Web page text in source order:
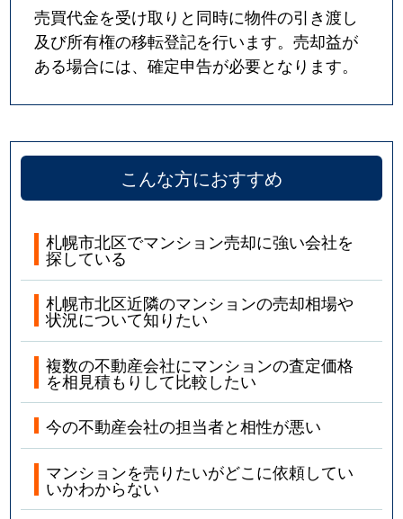
売買代金を受け取りと同時に物件の引き渡し
及び所有権の移転登記を行います。売却益が
ある場合には、確定申告が必要となります。
こんな方におすすめ
札幌市北区でマンション売却に強い会社を
探している
札幌市北区近隣のマンションの売却相場や
状況について知りたい
複数の不動産会社にマンションの査定価格
を相見積もりして比較したい
今の不動産会社の担当者と相性が悪い
マンションを売りたいがどこに依頼してい
いかわからない